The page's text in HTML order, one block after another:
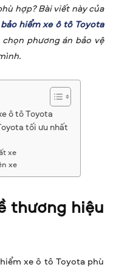
hợp? Bài viết này của
bảo hiểm xe ô tô Toyota
phương án bảo vệ
ô tô Toyota
tối ưu nhất
xe
xe
thương hiệu
xe ô tô Toyota phù